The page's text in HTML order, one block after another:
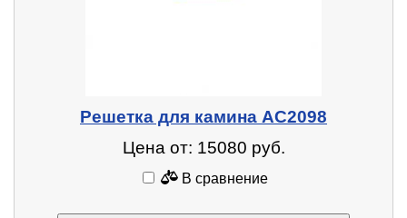
Решетка для камина AC2098
Цена от: 15080 руб.
В сравнение